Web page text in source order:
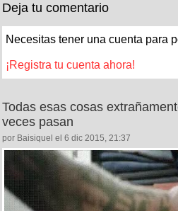
Deja tu comentario
Necesitas tener una cuenta para
¡Registra tu cuenta ahora!
Todas esas cosas
veces pasan
por Baisiquel el 6 dic 2015, 21:37